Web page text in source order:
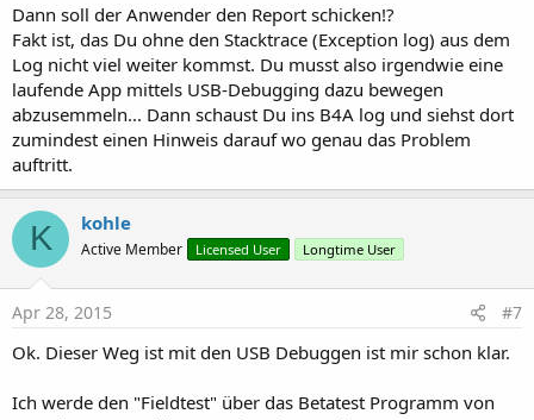
Dann soll der Anwender den Report schicken!?
Fakt ist, das Du ohne den Stacktrace (Exception log) aus dem
Log nicht viel weiter kommst. Du musst also irgendwie eine
laufende App mittels USB-Debugging dazu bewegen
abzusemmeln... Dann schaust Du ins B4A log und siehst dort
zumindest einen Hinweis darauf wo genau das Problem
auftritt.
K kohle
Active Member Licensed User Longtime User
Apr 28, 2015 #7
Ok. Dieser Weg ist mit den USB Debuggen ist mir schon klar.
Ich werde den "Fieldtest" über das Betatest Programm von